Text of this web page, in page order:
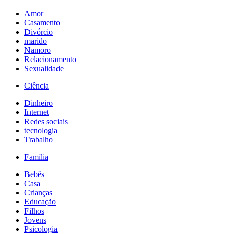
Amor
Casamento
Divórcio
marido
Namoro
Relacionamento
Sexualidade
Ciência
Dinheiro
Internet
Redes sociais
tecnologia
Trabalho
Família
Bebês
Casa
Crianças
Educação
Filhos
Jovens
Psicologia